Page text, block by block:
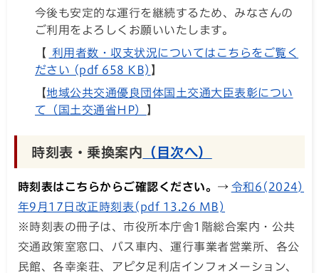
今後も安定的な運行を継続するため、みなさんの
ご利用をよろしくお願いいたします。
【
利用者数・収支状況についてはこちらをご覧く
ださい (pdf 658 KB) 】
【地域公共交通優良団体国土交通大臣表彰につい
て（国土交通省HP）
】
時刻表・乗換案内 （目次へ）
時刻表はこちらからご確認ください。→ 令和6(2024)
年9月17日改正時刻表(pdf 13.26 MB)
※時刻表の冊子は、市役所本庁舎1階総合案内・公共
交通政策室窓口、バス車内、運行事業者営業所、各公
民館、各幸楽荘、アピタ足利店インフォメーション、